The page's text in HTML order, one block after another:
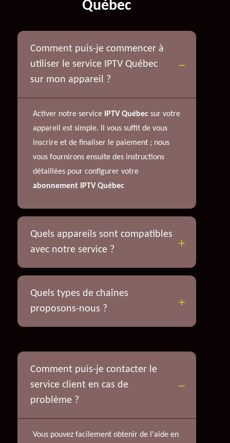
Québec
Comment puis-je commencer à
utiliser le service IPTV Québec
sur mon appareil ?
Activer notre service IPTV Québec sur votre
appareil est simple. Il vous suffit de vous
inscrire et de finaliser le paiement ; nous
vous fournirons ensuite des instructions
détaillées pour configurer votre
abonnement IPTV Québec
Quels appareils sont compatibles
avec notre service ?
Quels types de chaînes
proposons-nous ?
Comment puis-je contacter le
service client en cas de
problème ?
Vous pouvez facilement obtenir de l'aide en